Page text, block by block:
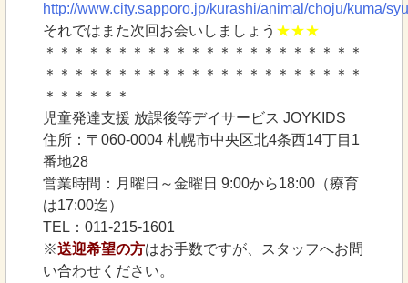
http://www.city.sapporo.jp/kurashi/animal/choju/kuma/
それではまた次回お会いしましょう ★★★
＊＊＊＊＊＊＊＊＊＊＊＊＊＊＊＊＊＊＊＊＊＊
＊＊＊＊＊＊＊＊＊＊＊＊＊＊＊＊＊＊＊＊＊＊
＊＊＊＊＊＊
児童発達支援 放課後等デイサービス JOYKIDS
住所：〒060-0004 札幌市中央区北4条西14丁目1
番地28
営業時間：月曜日～金曜日 9:00から18:00（療育
は17:00迄）
TEL：011-215-1601
※送迎希望の方はお手数ですが、スタッフへお問
い合わせください。